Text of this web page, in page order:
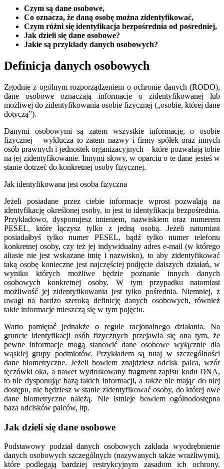
Czym są dane osobowe,
Co oznacza, że daną osobę można zidentyfikować,
Czym różni się identyfikacja bezpośrednia od pośredniej,
Jak dzieli się dane osobowe?
Jakie są przykłady danych osobowych?
Definicja danych osobowych
Zgodnie z ogólnym rozporządzeniem o ochronie danych (RODO),
dane osobowe oznaczają informacje o zidentyfikowanej lub
możliwej do zidentyfikowania osobie fizycznej („osobie, której dane
dotyczą”).
Danymi osobowymi są zatem wszystkie informacje, o osobie
fizycznej – wyklucza to zatem nazwy i firmy spółek oraz innych
osób prawnych i jednostek organizacyjnych – które pozwalają tobie
na jej zidentyfikowanie. Innymi słowy, w oparciu o te dane jesteś w
stanie dotrzeć do konkretnej osoby fizycznej.
Jak identyfikowana jest osoba fizyczna
Jeżeli posiadane przez ciebie informacje wprost pozwalają na
identyfikację określonej osoby, to jest to identyfikacja bezpośrednia.
Przykładowo, dysponujesz imieniem, nazwiskiem oraz numerem
PESEL, które łączysz tylko z jedną osobą. Jeżeli natomiast
posiadałbyś tylko numer PESEL, bądź tylko numer telefonu
konkretnej osoby, czy też jej indywidualny adres e-mail (w którego
aliasie nie jest wskazane imię i nazwisko), to aby zidentyfikować
taką osobę konieczne jest najczęściej podjęcie dalszych działań, w
wyniku których możliwe będzie poznanie innych danych
osobowych konkretnej osoby. W tym przypadku natomiast
możliwość jej zidentyfikowania jest tylko pośrednia. Niemniej, z
uwagi na bardzo szeroką definicję danych osobowych, również
takie informacje mieszczą się w tym pojęciu.
Warto pamiętać jednakże o regule racjonalnego działania. Na
gruncie identyfikacji osób fizycznych przejawia się ona tym, że
pewne informacje mogą stanowić dane osobowe wyłącznie dla
wąskiej grupy podmiotów. Przykładem są tutaj w szczególności
dane biometryczne. Jeżeli bowiem znajdziesz odcisk palca, wzór
tęczówki oka, a nawet wydrukowany fragment zapisu kodu DNA,
to nie dysponując bazą takich informacji, a także nie mając do niej
dostępu, nie będziesz w stanie zidentyfikować osoby, do której owe
dane biometryczne należą. Nie istnieje bowiem ogólnodostępna
baza odcisków palców, itp.
Jak dzieli się dane osobowe
Podstawowy podział danych osobowych zakłada wyodrębnienie
danych osobowych szczególnych (nazywanych także wrażliwymi),
które podlegają bardziej restrykcyjnym zasadom ich ochrony.